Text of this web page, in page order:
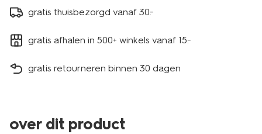
gratis thuisbezorgd vanaf 30.-
gratis afhalen in 500+ winkels vanaf 15.-
gratis retourneren binnen 30 dagen
over dit product